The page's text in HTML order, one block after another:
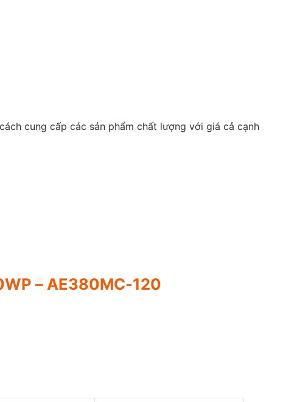
cung cấp các sản phẩm chất lượng với giá cả cạnh
– AE380MC-120